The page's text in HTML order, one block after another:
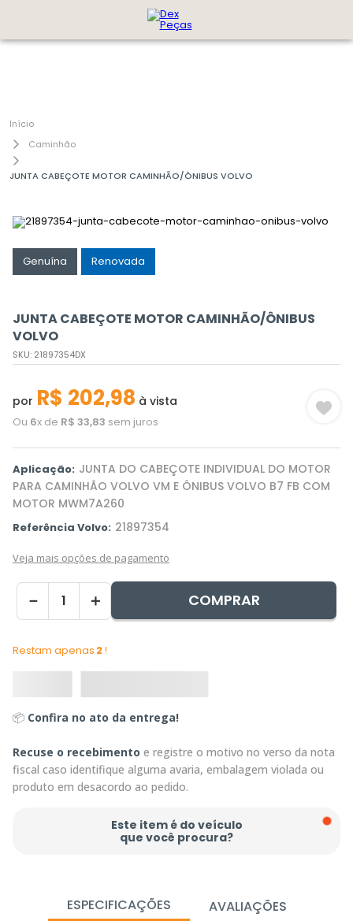
Caminhão
JUNTA CABEÇOTE MOTOR CAMINHÃO/ÔNIBUS VOLVO
Genuína Renovada
JUNTA CABEÇOTE MOTOR CAMINHÃO/ÔNIBUS
VOLVO
SKU: 21897354DX
por R$ 202,98 à vista
Ou 6x de R$ 33,83 sem juros
Aplicação: JUNTA DO CABEÇOTE INDIVIDUAL DO MOTOR
PARA CAMINHÃO VOLVO VM E ÔNIBUS VOLVO B7 FB COM
MOTOR MWM7A260
Referência Volvo: 21897354
Veja mais opções de pagamento
＋
－ COMPRAR
Restam apenas 2!
📦 Confira no ato da entrega!
Recuse o recebimento e registre o motivo no verso da nota
fiscal caso identifique alguma avaria, embalagem violada ou
produto em desacordo ao pedido.
Este item é do veículo
que você procura?
ESPECIFICAÇÕES AVALIAÇÕES